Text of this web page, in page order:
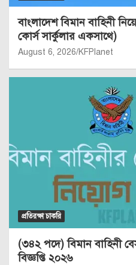
বাংলাদেশ বিমান বাহিনী
কোর্স সার্কুলার একসাথে)
August 6, 2026 KFPlanet
প্রতিরক্ষা চাকরি
(৩৪২ পদে) বিমান বাহিনী
বিজ্ঞপ্তি ২০২৬